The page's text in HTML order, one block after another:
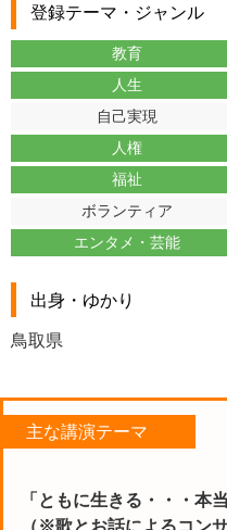
登録テーマ・ジャンル
教育
人生
自己実現
人権
福祉
ボランティア
エンタメ・芸能
出身・ゆかり
鳥取県
主な講演テーマ
「ともに生きる・・・本
（※歌とお話によるコン